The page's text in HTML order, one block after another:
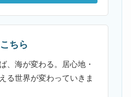
ちら
、海が変わる。居心地・
る世界が変わっていきま